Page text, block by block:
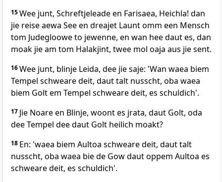
15Wee junt, Schreftjeleade en Farisaea, Heichla! dan
jie reise aewa See en dreajet Launt omm een Mensch
tom Judegloowe to jewenne, en wan hee daut es, dan
moak jie am tom Halakjint, twee mol oaja aus jie sent.
16Wee junt, blinje Leida, dee jie saje: 'Wan waea biem
Tempel schweare deit, daut talt nusscht, oba waea
biem Golt em Tempel schweare deit, es schuldich'.
17 Jie Noare en Blinje, woont es jrata, daut Golt, oda
dee Tempel dee daut Golt heilich moakt?
18 En: 'waea biem Aultoa schweare deit, daut talt
nusscht, oba waea bie de Gow daut oppem Aultoa es
schweare deit, es schuldich'.